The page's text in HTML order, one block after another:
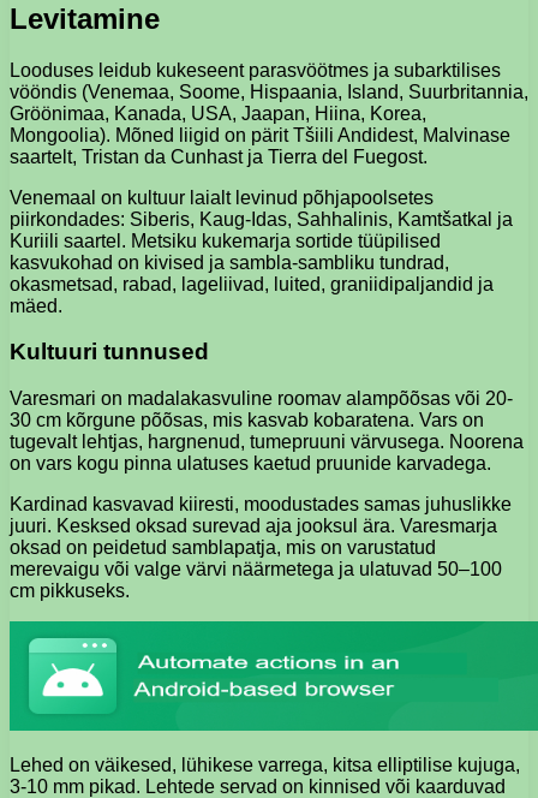
Levitamine
Looduses leidub kukeseent parasvöötmes ja subarktilises
vööndis (Venemaa, Soome, Hispaania, Island, Suurbritannia,
Gröönimaa, Kanada, USA, Jaapan, Hiina, Korea,
Mongoolia). Mõned liigid on pärit Tšiili Andidest, Malvinase
saartelt, Tristan da Cunhast ja Tierra del Fuegost.
Venemaal on kultuur laialt levinud põhjapoolsetes
piirkondades: Siberis, Kaug-Idas, Sahhalinis, Kamtšatkal ja
Kuriili saartel. Metsiku kukemarja sortide tüüpilised
kasvukohad on kivised ja sambla-sambliku tundrad,
okasmetsad, rabad, lageliivad, luited, graniidipaljandid ja
mäed.
Kultuuri tunnused
Varesmari on madalakasvuline roomav alampõõsas või 20-
30 cm kõrgune põõsas, mis kasvab kobaratena. Vars on
tugevalt lehtjas, hargnenud, tumepruuni värvusega. Noorena
on vars kogu pinna ulatuses kaetud pruunide karvadega.
Kardinad kasvavad kiiresti, moodustades samas juhuslikke
juuri. Kesksed oksad surevad aja jooksul ära. Varesmarja
oksad on peidetud samblapatja, mis on varustatud
merevaigu või valge värvi näärmetega ja ulatuvad 50–100
cm pikkuseks.
Lehed on väikesed, lühikese varrega, kitsa elliptilise kujuga,
3-10 mm pikad. Lehtede servad on kinnised või kaarduvad